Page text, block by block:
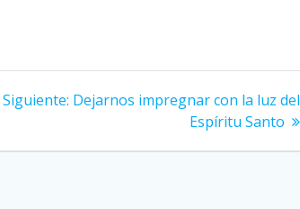
Siguiente: Siguiente
Dejarnos impregnar con la luz del
Espíritu Santo